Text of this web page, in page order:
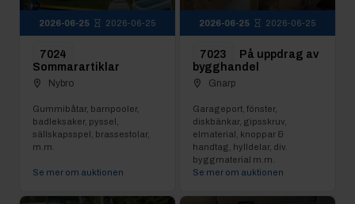
2026-06-25 2026-06-25
7024
Sommarartiklar
Nybro
Gummibåtar, barnpooler,
badleksaker, pyssel,
sällskapsspel, brassestolar,
m.m.
Se mer om auktionen
2026-06-25 2026-06-25
7023
På uppdrag av
bygghandel
Gnarp
Garageport, fönster,
diskbänkar, gipsskruv,
elmaterial, knoppar &
handtag, hylldelar, div.
byggmaterial m.m.
Se mer om auktionen